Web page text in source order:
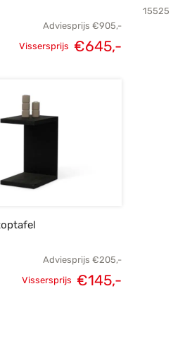
Adviesprijs €905,-
Vissersprijs €645,-
15525
Adviesprijs €205,-
Vissersprijs €145,-